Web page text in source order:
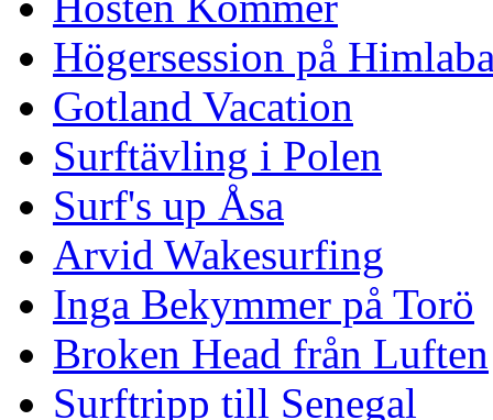
Högersession på
Gotland Vacation
Surftävling i Polen
Surf's up Åsa
Arvid Wakesurfing
Inga Bekymmer på Torö
Broken Head från Luften
Surftripp till Senegal